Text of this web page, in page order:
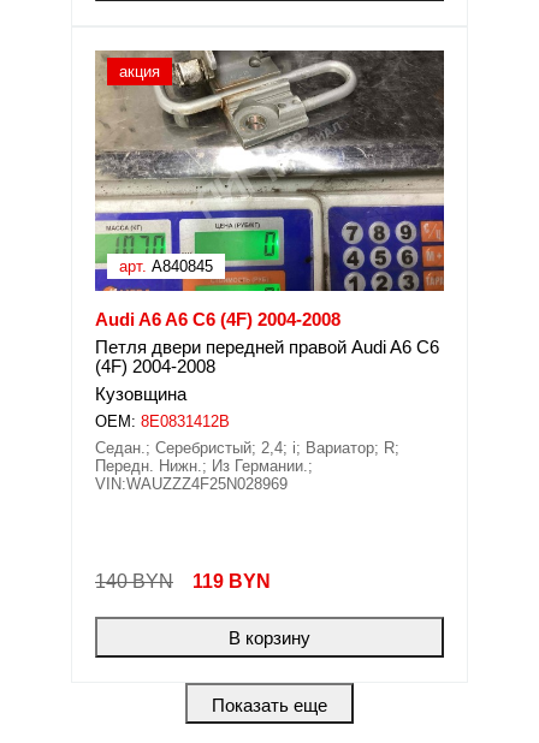
акция
арт. A840845
Audi A6 A6 C6 (4F) 2004-2008
Петля двери передней правой Audi A6 C6
(4F) 2004-2008
Кузовщина
OEM: 8E0831412B
Седан.; Серебристый; 2,4; i; Вариатор; R;
Передн. Нижн.; Из Германии.;
VIN:WAUZZZ4F25N028969
140 BYN 119 BYN
В корзину
Показать еще